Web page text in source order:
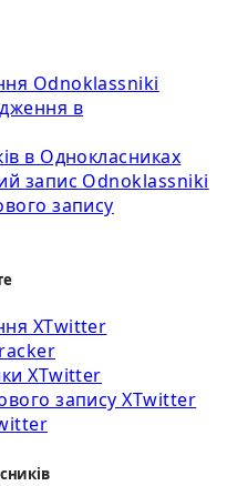
Odnoklassniki
в
в Однокласниках
запис Odnoklassniki
запису
XTwitter
XTwitter
запису XTwitter